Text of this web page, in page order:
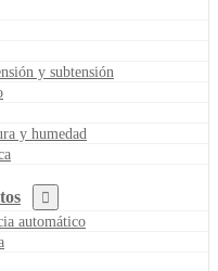
y subtensión
y humedad
automático